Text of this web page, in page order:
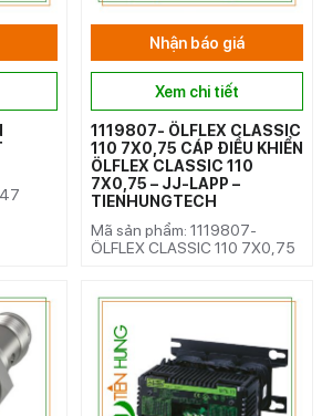
Nhận báo giá
Xem chi tiết
1119807- ÖLFLEX CLASSIC
110 7X0,75 CÁP ĐIỀU KHIỂN
ÖLFLEX CLASSIC 110
7X0,75 – JJ-LAPP –
TIENHUNGTECH
Mã sản phẩm: 1119807-
ÖLFLEX CLASSIC 110 7X0,75